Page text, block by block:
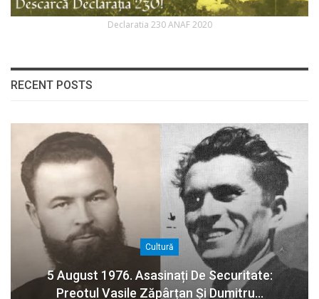
Declaratia 230 ANAF 2020
RECENT POSTS
Cultură
5 August 1976. Asasinați De Securitate:
Preotul Vasile Zăpârțan Și Dumitru…